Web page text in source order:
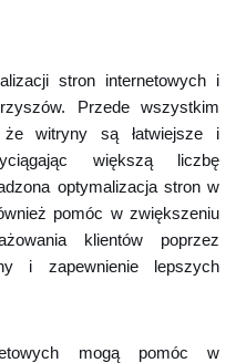
stron internetowych i
Przede wszystkim
że witryny są łatwiejsze i
większą liczbę
optymalizacja stron w
pomóc w zwiększeniu
klientów poprzez
i zapewnienie lepszych
mogą pomóc w